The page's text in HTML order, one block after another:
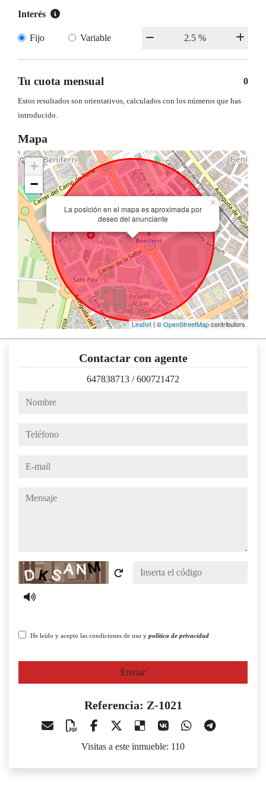
Interés
Fijo Variable
Tu cuota mensual 0
Estos resultados son orientativos, calculados con los números que has
introducido.
Mapa
La posición en el mapa es aproximada por
deseo del anunciante
×
+
−
Leaflet| ©OpenStreetMapcontributors
Contactar con agente
647838713 /600721472
nombre
teléfono
e-mail
mensaje
Captcha
He leído y acepto las condiciones de uso y política de privacidad
Enviar
Referencia: Z-1021
Visitas a este inmueble: 110